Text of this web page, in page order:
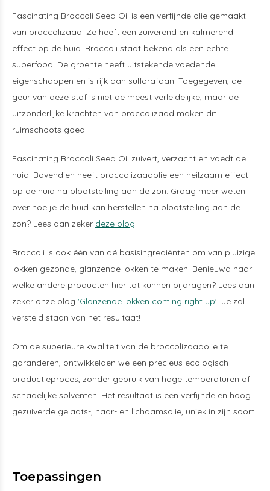
Fascinating Broccoli Seed Oil is een verfijnde olie gemaakt
van broccolizaad. Ze heeft een zuiverend en kalmerend
effect op de huid. Broccoli staat bekend als een echte
superfood. De groente heeft uitstekende voedende
eigenschappen en is rijk aan sulforafaan. Toegegeven, de
geur van deze stof is niet de meest verleidelijke, maar de
uitzonderlijke krachten van broccolizaad maken dit
ruimschoots goed.
Fascinating Broccoli Seed Oil zuivert, verzacht en voedt de
huid. Bovendien heeft broccolizaadolie een heilzaam effect
op de huid na blootstelling aan de zon. Graag meer weten
over hoe je de huid kan herstellen na blootstelling aan de
zon? Lees dan zeker deze blog.
Broccoli is ook één van dé basisingrediënten om van pluizige
lokken gezonde, glanzende lokken te maken. Benieuwd naar
welke andere producten hier tot kunnen bijdragen? Lees dan
zeker onze blog 'Glanzende lokken coming right up'. Je zal
versteld staan van het resultaat!
Om de superieure kwaliteit van de broccolizaadolie te
garanderen, ontwikkelden we een precieus ecologisch
productieproces, zonder gebruik van hoge temperaturen of
schadelijke solventen. Het resultaat is een verfijnde en hoog
gezuiverde gelaats-, haar- en lichaamsolie, uniek in zijn soort.
Toepassingen